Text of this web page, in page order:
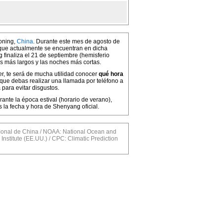
China. Durante este mes de agosto de
actualmente se encuentran en dicha
finaliza el 21 de septiembre (hemisferio
más largos y las noches más cortas.
te será de mucha utilidad conocer qué hora
debas realizar una llamada por teléfono a
evitar disgustos.
la época estival (horario de verano),
la fecha y hora de Shenyang oficial.
de China / NOAA: National Ocean and
(EE.UU.) / CPC: Climatic Prediction